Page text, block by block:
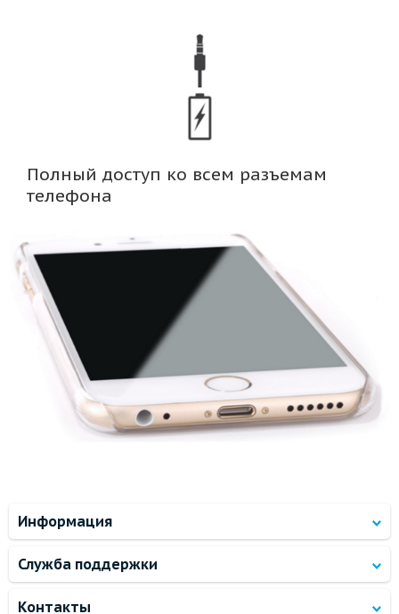
Полный доступ ко всем разъемам
телефона
Информация
Служба поддержки
Контакты